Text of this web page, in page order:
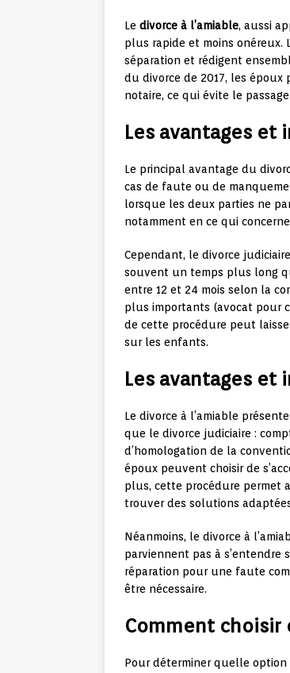
Le divorce à l’amiable, aussi
plus rapide et moins onéreux.
séparation et rédigent
du divorce de 2017, les
notaire, ce qui évite le
Les avantages
Le principal avantage du
cas de faute ou de
lorsque les deux parties ne
notamment en ce qui
Cependant, le divorce
souvent un temps plus long
entre 12 et 24 mois selon la
plus importants (avocat pour
de cette procédure peut
sur les enfants.
Les avantages et
Le divorce à l’amiable
que le divorce judiciaire :
d’homologation de la
époux peuvent choisir de
plus, cette procédure permet
trouver des solutions
Néanmoins, le divorce à
parviennent pas à s’entendre
réparation pour une faute
être nécessaire.
Comment choisir
Pour déterminer quelle